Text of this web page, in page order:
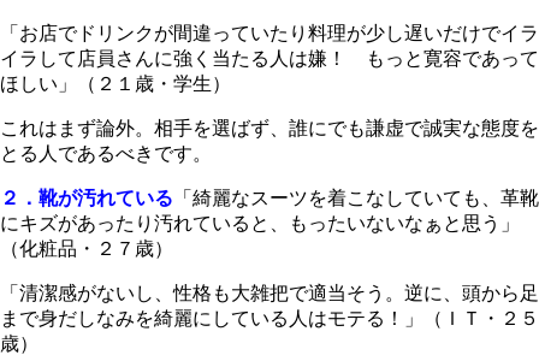
「お店でドリンクが間違っていたり料理が少し遅いだけでイラ
イラして店員さんに強く当たる人は嫌！ もっと寛容であって
ほしい」（２１歳・学生）
これはまず論外。相手を選ばず、誰にでも謙虚で誠実な態度を
とる人であるべきです。
２．靴が汚れている 「綺麗なスーツを着こなしていても、革靴
にキズがあったり汚れていると、もったいないなぁと思う」
（化粧品・２７歳）
「清潔感がないし、性格も大雑把で適当そう。逆に、頭から足
まで身だしなみを綺麗にしている人はモテる！」（ＩＴ・２５
歳）